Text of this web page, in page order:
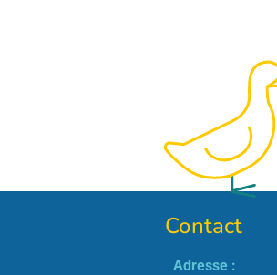
Contact
Adresse :